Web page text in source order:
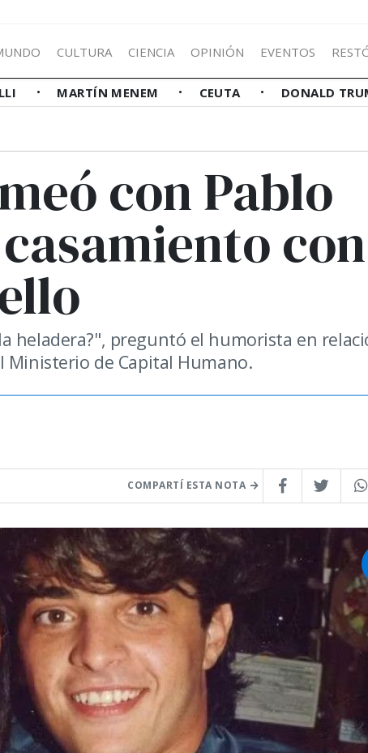
CULTURA CIENCIA OPINIÓN EVENTOS
MARTÍN MENEM CEUTA DONALD
con Pablo
con
heladera?", preguntó el humorista en
Ministerio de Capital Humano.
COMPARTÍ ESTA NOTA